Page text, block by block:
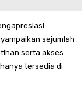
sejumlah
serta akses
tersedia di